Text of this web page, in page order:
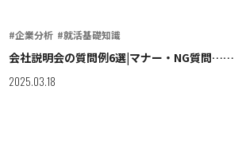
#企業分析 #就活基礎知識
会社説明会の質問例6選|マナー・NG質問……
2025.03.18